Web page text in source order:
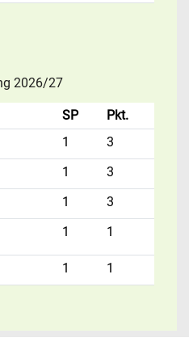
2026/27
SP
Pkt.
1
3
1
3
1
3
1 1
1 1